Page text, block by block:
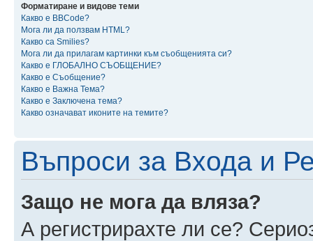
Форматиране и видове теми
Какво е BBCode?
Мога ли да ползвам HTML?
Какво са Smilies?
Мога ли да прилагам картинки към съобщенията си?
Какво е ГЛОБАЛНО СЪОБЩЕНИЕ?
Какво е Съобщение?
Какво е Важна Тема?
Какво е Заключена тема?
Какво означават иконите на темите?
Въпроси за Входа и
Защо не мога да вляза?
А регистрирахте ли се?